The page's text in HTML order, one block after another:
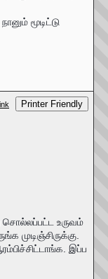
மூடிட்டு
Printer Friendly
சொல்லப்பட்ட உருவம்
முடிஞ்சிருக்கு.
இப்ப